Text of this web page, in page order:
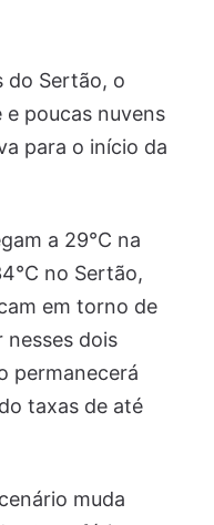
do Sertão, o
poucas nuvens
para o início da
a 29°C na
no Sertão,
em torno de
nesses dois
permanecerá
taxas de até
muda